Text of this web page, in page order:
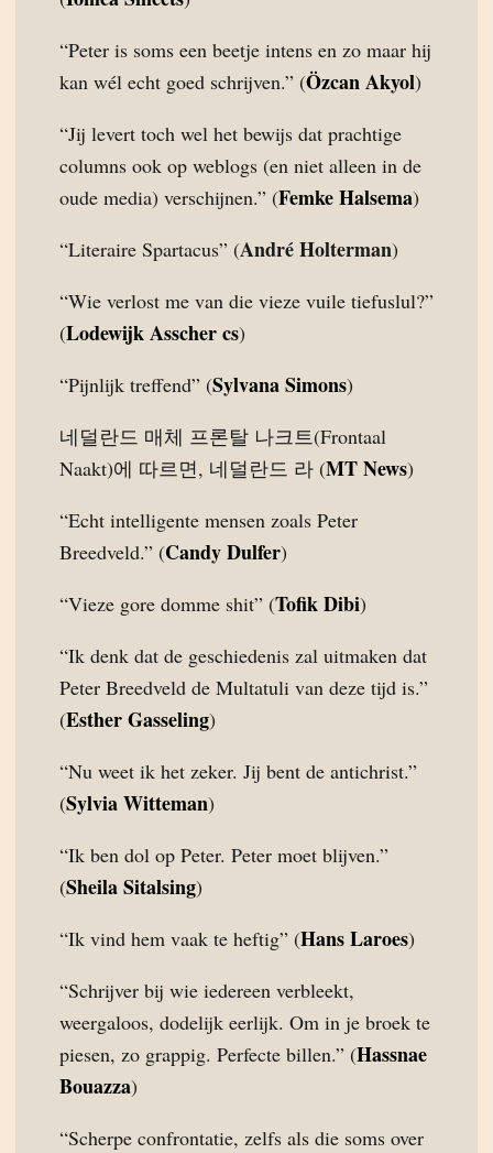
“Peter is soms een beetje intens en zo maar hij
kan wél echt goed schrijven.” (Özcan Akyol)
“Jij levert toch wel het bewijs dat prachtige
columns ook op weblogs (en niet alleen in de
oude media) verschijnen.” (Femke Halsema)
“Literaire Spartacus” (André Holterman)
“Wie verlost me van die vieze vuile tiefuslul?”
(Lodewijk Asscher cs)
“Pijnlijk treffend” (Sylvana Simons)
네덜란드 매체 프론탈 나크트(Frontaal
Naakt)에 따르면, 네덜란드 라 (MT News)
“Echt intelligente mensen zoals Peter
Breedveld.” (Candy Dulfer)
“Vieze gore domme shit” (Tofik Dibi)
“Ik denk dat de geschiedenis zal uitmaken dat
Peter Breedveld de Multatuli van deze tijd is.”
(Esther Gasseling)
“Nu weet ik het zeker. Jij bent de antichrist.”
(Sylvia Witteman)
“Ik ben dol op Peter. Peter moet blijven.”
(Sheila Sitalsing)
“Ik vind hem vaak te heftig” (Hans Laroes)
“Schrijver bij wie iedereen verbleekt,
weergaloos, dodelijk eerlijk. Om in je broek te
piesen, zo grappig. Perfecte billen.” (Hassnae
Bouazza)
“Scherpe confrontatie, zelfs als die soms over